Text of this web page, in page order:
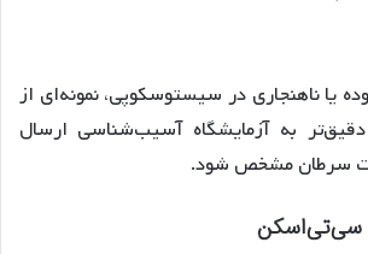
یا ناهنجاری در سیستوسکوپی، نمونه‌ای از
به آزمایشگاه آسیب‌شناسی ارسال
سرطان مشخص شود.